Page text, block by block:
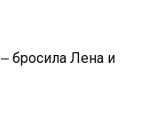
бросила Лена и